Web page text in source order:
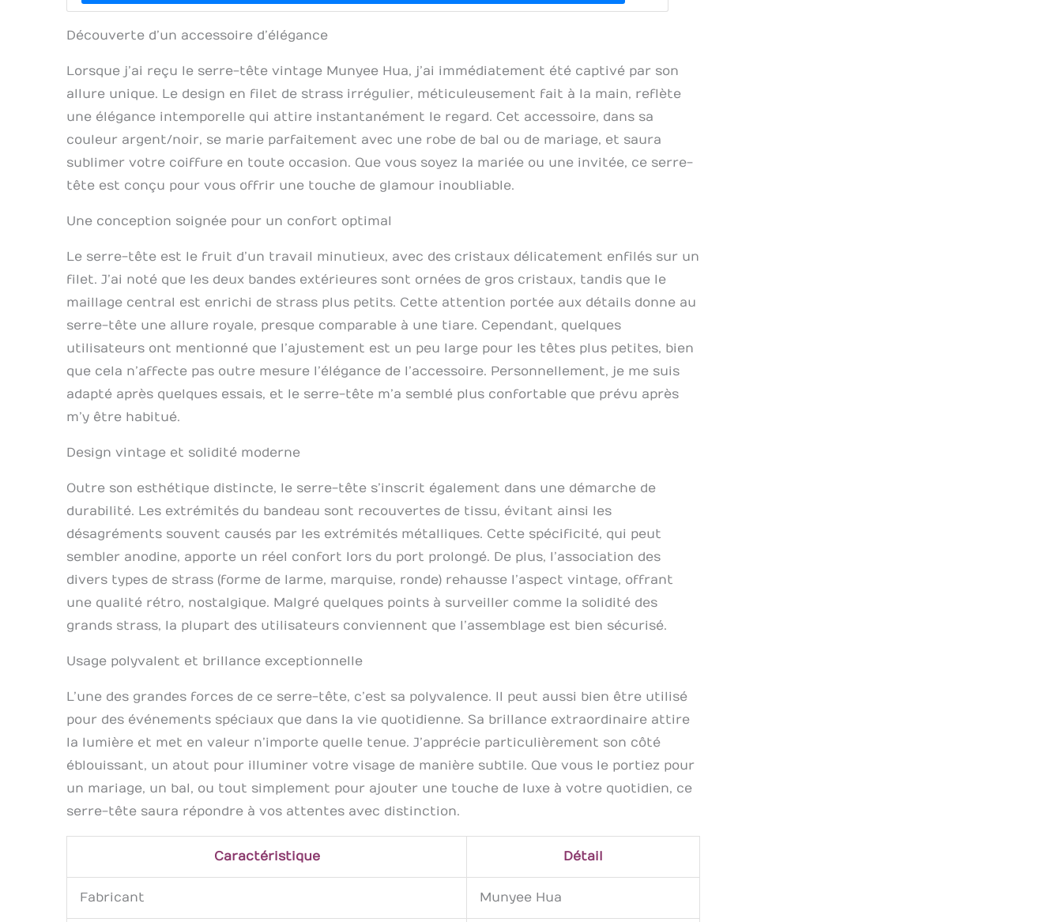
Découverte d’un accessoire d’élégance
Lorsque j’ai reçu le serre-tête vintage Munyee Hua, j’ai immédiatement été captivé par son
allure unique. Le design en filet de strass irrégulier, méticuleusement fait à la main, reflète
une élégance intemporelle qui attire instantanément le regard. Cet accessoire, dans sa
couleur argent/noir, se marie parfaitement avec une robe de bal ou de mariage, et saura
sublimer votre coiffure en toute occasion. Que vous soyez la mariée ou une invitée, ce serre-
tête est conçu pour vous offrir une touche de glamour inoubliable.
Une conception soignée pour un confort optimal
Le serre-tête est le fruit d’un travail minutieux, avec des cristaux délicatement enfilés sur un
filet. J’ai noté que les deux bandes extérieures sont ornées de gros cristaux, tandis que le
maillage central est enrichi de strass plus petits. Cette attention portée aux détails donne au
serre-tête une allure royale, presque comparable à une tiare. Cependant, quelques
utilisateurs ont mentionné que l’ajustement est un peu large pour les têtes plus petites, bien
que cela n’affecte pas outre mesure l’élégance de l’accessoire. Personnellement, je me suis
adapté après quelques essais, et le serre-tête m’a semblé plus confortable que prévu après
m’y être habitué.
Design vintage et solidité moderne
Outre son esthétique distincte, le serre-tête s’inscrit également dans une démarche de
durabilité. Les extrémités du bandeau sont recouvertes de tissu, évitant ainsi les
désagréments souvent causés par les extrémités métalliques. Cette spécificité, qui peut
sembler anodine, apporte un réel confort lors du port prolongé. De plus, l’association des
divers types de strass (forme de larme, marquise, ronde) rehausse l’aspect vintage, offrant
une qualité rétro, nostalgique. Malgré quelques points à surveiller comme la solidité des
grands strass, la plupart des utilisateurs conviennent que l’assemblage est bien sécurisé.
Usage polyvalent et brillance exceptionnelle
L’une des grandes forces de ce serre-tête, c’est sa polyvalence. Il peut aussi bien être utilisé
pour des événements spéciaux que dans la vie quotidienne. Sa brillance extraordinaire attire
la lumière et met en valeur n’importe quelle tenue. J’apprécie particulièrement son côté
éblouissant, un atout pour illuminer votre visage de manière subtile. Que vous le portiez pour
un mariage, un bal, ou tout simplement pour ajouter une touche de luxe à votre quotidien, ce
serre-tête saura répondre à vos attentes avec distinction.
Caractéristique Détail
Fabricant Munyee Hua